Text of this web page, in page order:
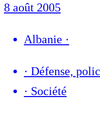
8 août 2005
Albanie ·
· Défense,
· Société